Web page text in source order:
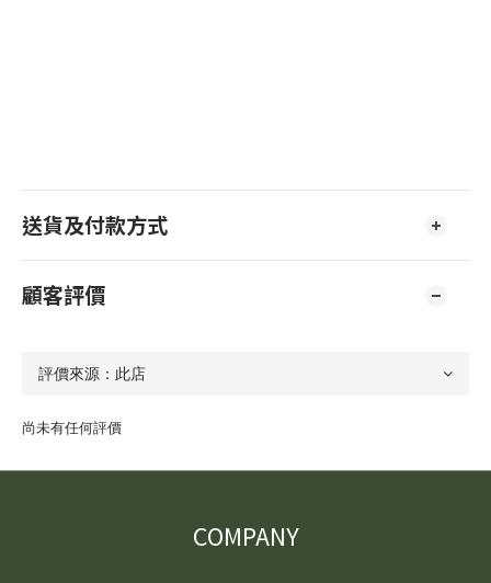
送貨及付款方式
顧客評價
尚未有任何評價
COMPANY